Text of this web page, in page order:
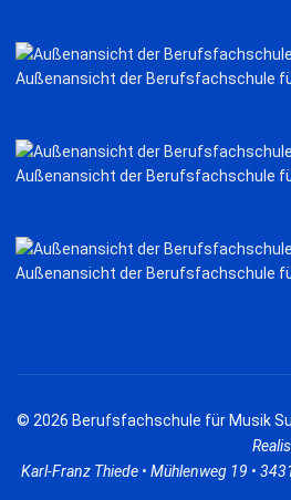
Außenansicht der Berufsfachschule
Außenansicht der Berufsfachschule
Außenansicht der Berufsfachschule
© 2026 Berufsfachschule für Musik
Karl-Franz Thiede • Mühlenweg 19 •